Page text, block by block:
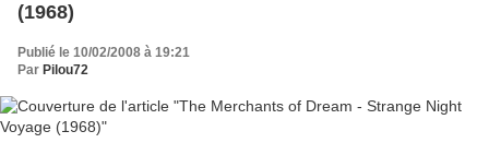
(1968)
Publié le 10/02/2008 à 19:21
Par Pilou72